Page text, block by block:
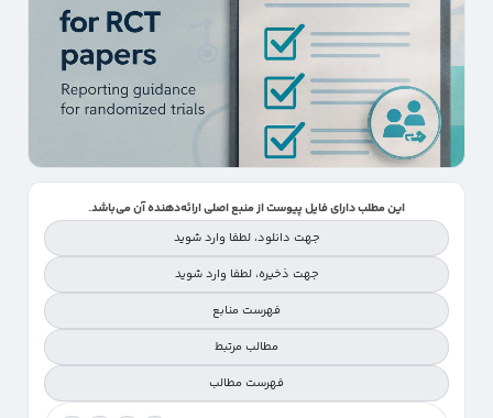
این مطلب دارای فایل پیوست از منبع اصلی ارائه‌دهنده آن می‌باشد.
جهت دانلود، لطفا وارد شوید
جهت ذخیره، لطفا وارد شوید
فهرست منابع
مطالب مرتبط
فهرست مطالب